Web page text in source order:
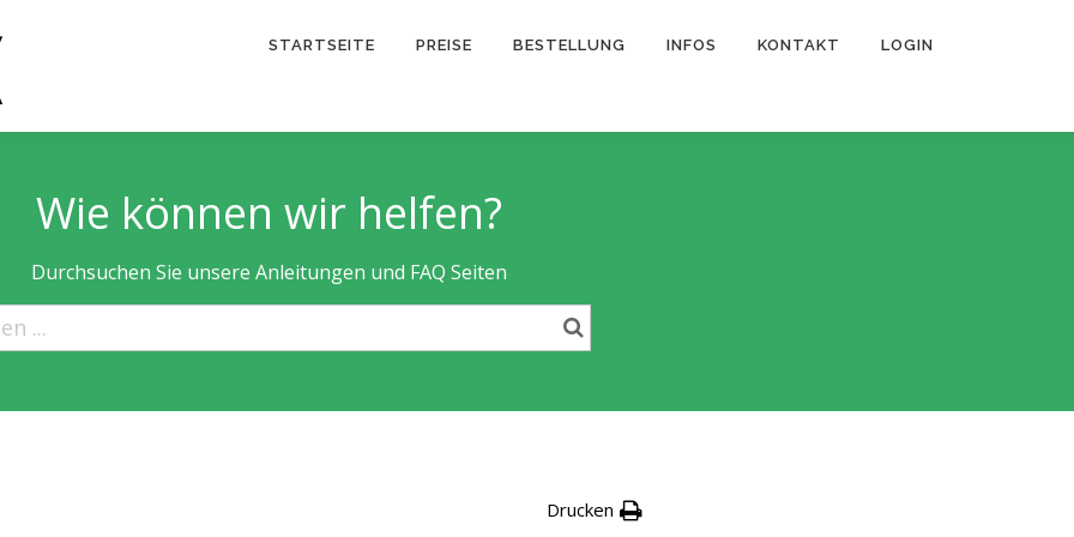
STARTSEITE PREISE BESTELLUNG INFOS KONTAKT LOGIN
Wie können wir helfen?
Durchsuchen Sie unsere Anleitungen und FAQ Seiten
Drucken